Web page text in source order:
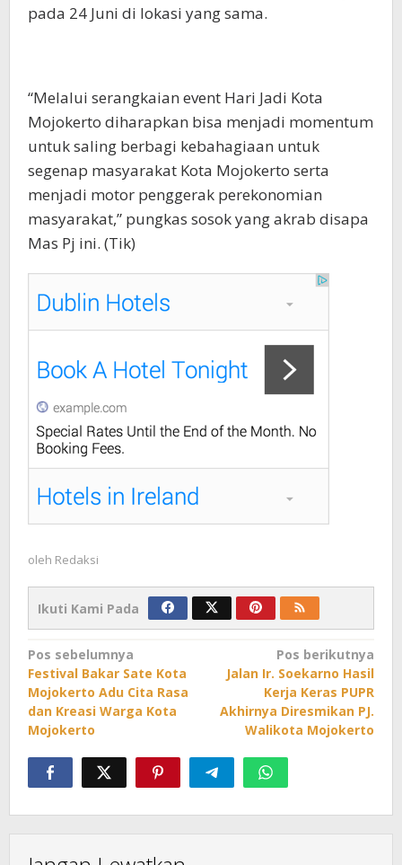
pada 24 Juni di lokasi yang sama.
“Melalui serangkaian event Hari Jadi Kota
Mojokerto diharapkan bisa menjadi momentum
untuk saling berbagi kebahagiaan untuk
segenap masyarakat Kota Mojokerto serta
menjadi motor penggerak perekonomian
masyarakat,” pungkas sosok yang akrab disapa
Mas Pj ini. (Tik)
oleh Redaksi
Ikuti Kami Pada
Navigasi
pos
Pos sebelumnya
Festival Bakar Sate Kota
Mojokerto Adu Cita Rasa
dan Kreasi Warga Kota
Mojokerto
Pos berikutnya
Jalan Ir. Soekarno Hasil
Kerja Keras PUPR
Akhirnya Diresmikan PJ.
Walikota Mojokerto